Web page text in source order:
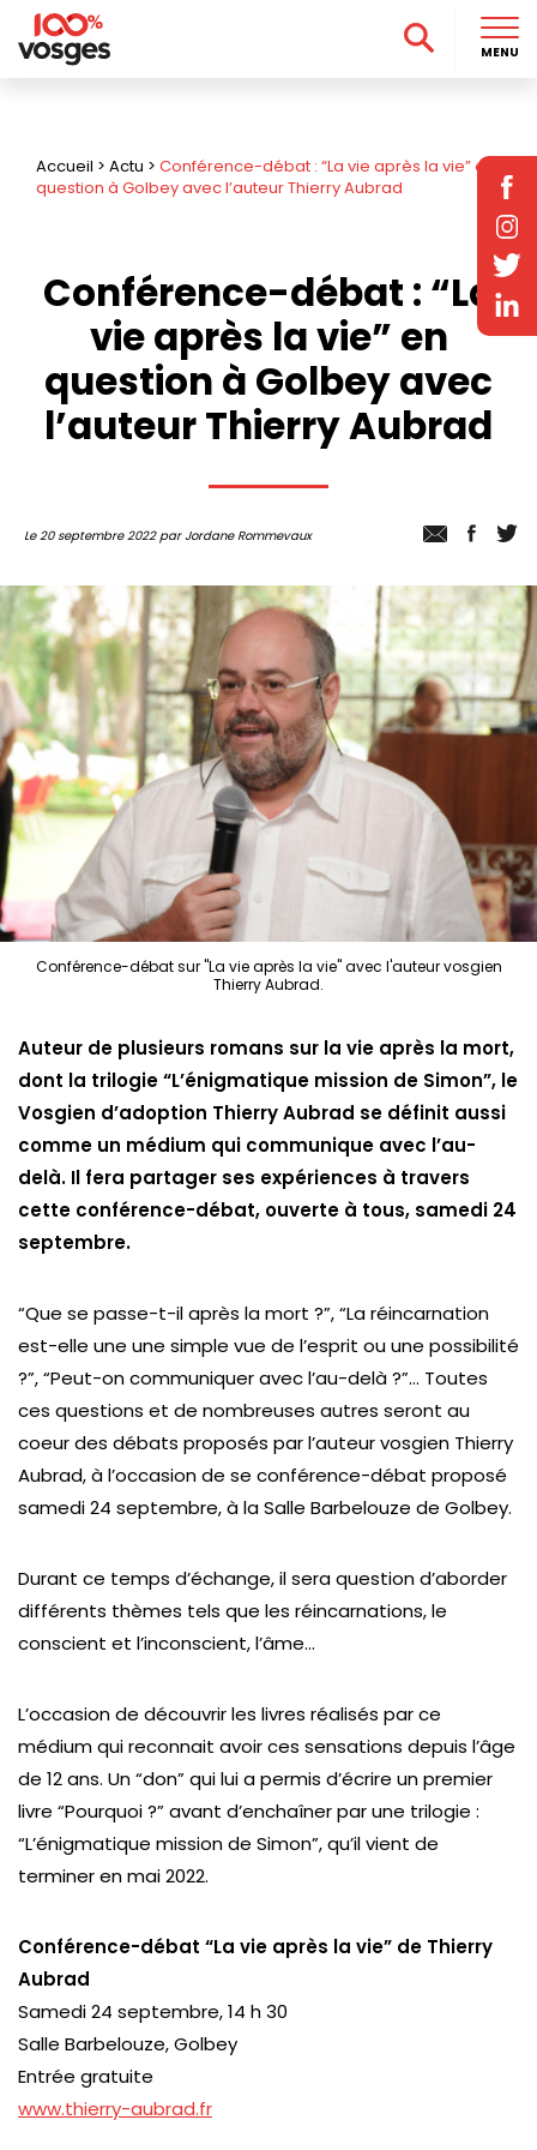
Accueil > Actu > Conférence-débat : “La vie après la vie” en
question à Golbey avec l’auteur Thierry Aubrad
Conférence-débat : “La
vie après la vie” en
question à Golbey avec
l’auteur Thierry Aubrad
Le 20 septembre 2022 par Jordane Rommevaux
Conférence-débat sur "La vie après la vie" avec l'auteur vosgien
Thierry Aubrad.
Auteur de plusieurs romans sur la vie après la mort,
dont la trilogie “L’énigmatique mission de Simon”, le
Vosgien d’adoption Thierry Aubrad se définit aussi
comme un médium qui communique avec l’au-
delà. Il fera partager ses expériences à travers
cette conférence-débat, ouverte à tous, samedi 24
septembre.
“Que se passe-t-il après la mort ?”, “La réincarnation
est-elle une une simple vue de l’esprit ou une possibilité
?”, “Peut-on communiquer avec l’au-delà ?”… Toutes
ces questions et de nombreuses autres seront au
coeur des débats proposés par l’auteur vosgien Thierry
Aubrad, à l’occasion de se conférence-débat proposé
samedi 24 septembre, à la Salle Barbelouze de Golbey.
Durant ce temps d’échange, il sera question d’aborder
différents thèmes tels que les réincarnations, le
conscient et l’inconscient, l’âme…
L’occasion de découvrir les livres réalisés par ce
médium qui reconnait avoir ces sensations depuis l’âge
de 12 ans. Un “don” qui lui a permis d’écrire un premier
livre “Pourquoi ?” avant d’enchaîner par une trilogie :
“L’énigmatique mission de Simon”, qu’il vient de
terminer en mai 2022.
Conférence-débat “La vie après la vie” de Thierry
Aubrad
Samedi 24 septembre, 14 h 30
Salle Barbelouze, Golbey
Entrée gratuite
www.thierry-aubrad.fr
MENU